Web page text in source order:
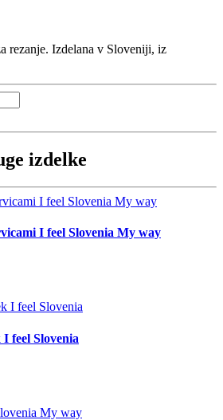
rezanje. Izdelana v Sloveniji, iz
izdelke
I feel Slovenia My way
feel Slovenia